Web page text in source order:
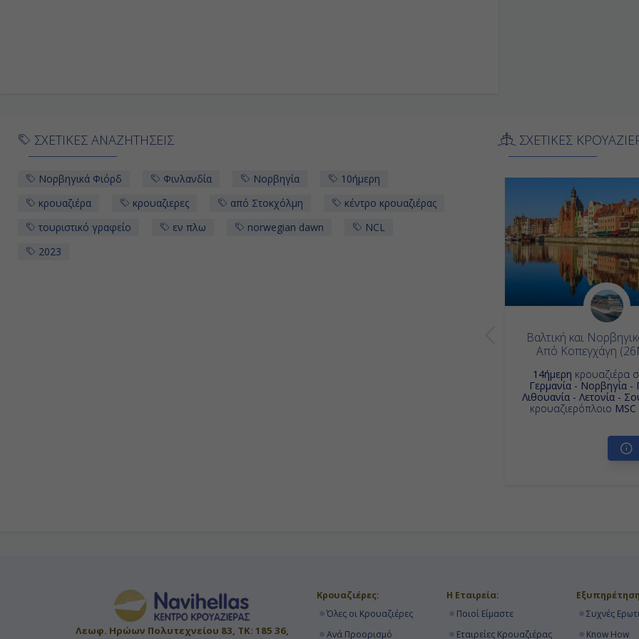
ΣΧΕΤΙΚΕΣ ΑΝΑΖΗΤΗΣΕΙΣ
Νορβηγικά Φιόρδ Φινλανδία Νορβηγία
10ήμερη
κρουαζιέρα
κρουαζιερες από Στοκχόλμη
κέντρο κρουαζιέρας
τουριστικό γραφείο
εν πλω norwegian dawn
NCL
2023
ΣΧΕΤΙΚΕΣ
Βαλτική και
Από Κοπεγχάγη
14ήμερη κρουαζιέρα
Γερμανία - Νορβηγία
Λιθουανία - Λετονία -
κρουαζιερόπλοιο
Λεωφ. Ηρώων Πολυτεχνείου 83, ΤΚ: 185 36,
Κρουαζιέρες:
Όλες οι Κρουαζιέρες
Ανά Προορισμό
Η Εταιρεία:
Ποιοί Είμαστε
Εταιρείες Κρουαζιέρας
Συχνές
Know How